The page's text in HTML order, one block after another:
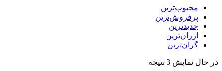
محبوب‌ترین
پرفروش‌ترین
جدیدترین
ارزان‌ترین
گران‌ترین
در حال نمایش 3 نتیجه